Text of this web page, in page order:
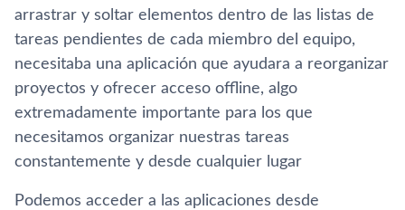
arrastrar y soltar elementos dentro de las listas de
tareas pendientes de cada miembro del equipo,
necesitaba una aplicación que ayudara a reorganizar
proyectos y ofrecer acceso offline, algo
extremadamente importante para los que
necesitamos organizar nuestras tareas
constantemente y desde cualquier lugar
Podemos acceder a las aplicaciones desde